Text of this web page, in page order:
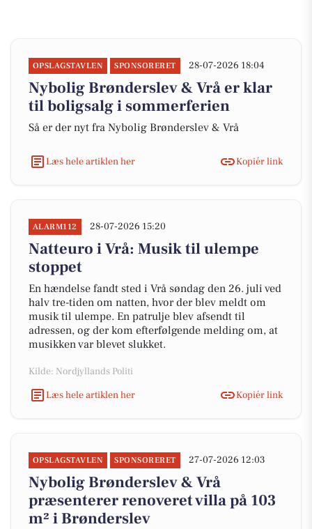
OPSLAGSTAVLEN SPONSORERET 28-07-2026 18:04
Nybolig Brønderslev & Vrå er klar
til boligsalg i sommerferien
Så er der nyt fra Nybolig Brønderslev & Vrå
Læs hele artiklen her Kopiér link
ALARM112 28-07-2026 15:20
Natteuro i Vrå: Musik til ulempe
stoppet
En hændelse fandt sted i Vrå søndag den 26. juli ved
halv tre-tiden om natten, hvor der blev meldt om
musik til ulempe. En patrulje blev afsendt til
adressen, og der kom efterfølgende melding om, at
musikken var blevet slukket.
Kilde: Nordjyllands Politi
Læs hele artiklen her
Kopiér link
OPSLAGSTAVLEN SPONSORERET 27-07-2026 12:03
Nybolig Brønderslev & Vrå
præsenterer renoveret villa på 103
m² i Brønderslev